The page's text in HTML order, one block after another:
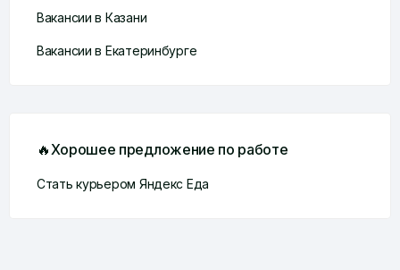
Вакансии в Казани
Вакансии в Екатеринбурге
🔥Хорошее предложение по работе
Стать курьером Яндекс Еда